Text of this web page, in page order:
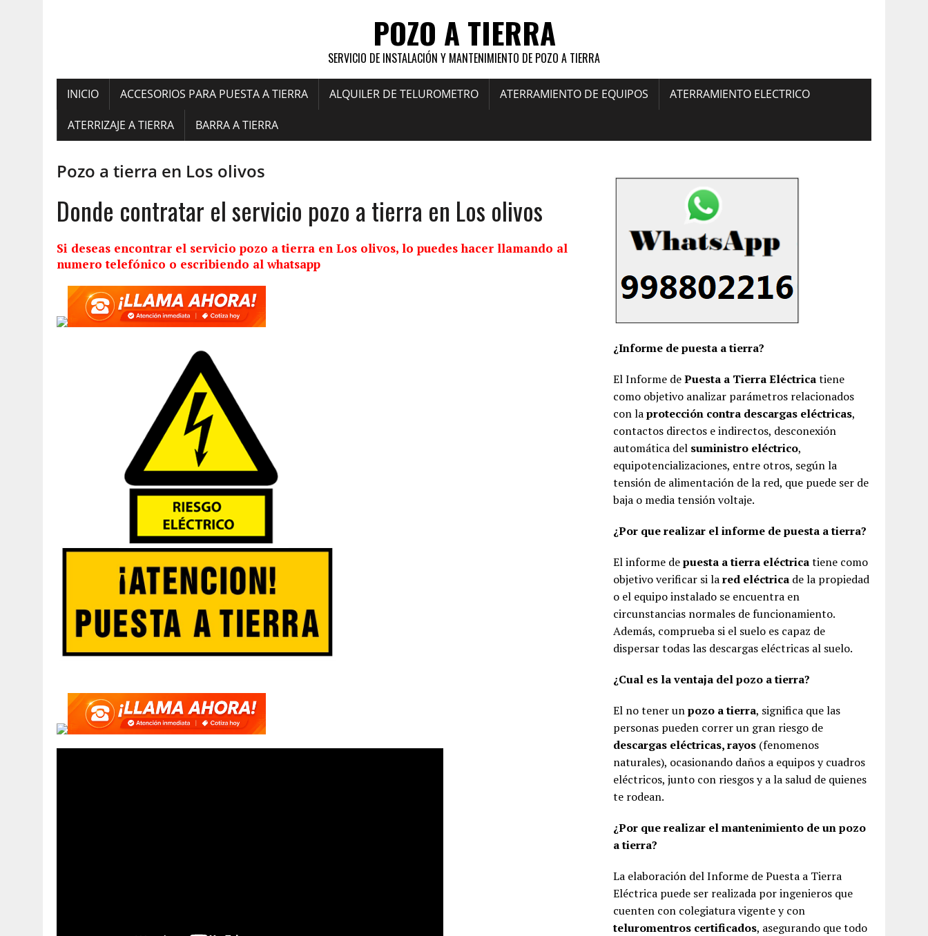
POZO A TIERRA
SERVICIO DE INSTALACIÓN Y MANTENIMIENTO DE POZO A TIERRA
INICIO ACCESORIOS PARA PUESTA A TIERRA ALQUILER DE TELUROMETRO ATERRAMIENTO DE EQUIPOS ATERRAMIENTO ELECTRICO
ATERRIZAJE A TIERRA BARRA A TIERRA
Pozo a tierra en Los olivos
Donde contratar el servicio pozo a tierra en Los olivos
Si deseas encontrar el servicio pozo a tierra en Los olivos, lo puedes hacer llamando al
numero telefónico o escribiendo al whatsapp
¿Informe de puesta a tierra?
El Informe dePuesta a Tierra Eléctricatiene
como objetivo analizar parámetros relacionados
con laprotección contra descargas eléctricas,
contactos directos e indirectos, desconexión
automática del suministro eléctrico,
equipotencializaciones, entre otros, según la
tensión de alimentación de la red, que puede ser de
baja o media tensión voltaje.
¿Por que realizar el informe de puesta a tierra?
El informe depuesta a tierra eléctricatiene como
objetivo verificar si lared eléctrica de la propiedad
o el equipo instalado se encuentra en
circunstancias normales de funcionamiento.
Además, comprueba si el suelo es capaz de
dispersar todas las descargas eléctricas al suelo.
¿Cual es la ventaja del pozo a tierra?
El no tener unpozo a tierra, significa que las
personas pueden correr un gran riesgo de
descargas eléctricas, rayos (fenomenos
naturales), ocasionando daños a equipos y cuadros
eléctricos, junto con riesgos y a la salud de quienes
te rodean.
¿Por que realizar el mantenimiento de un pozo
a tierra?
La elaboración del Informe de Puesta a Tierra
Eléctrica puede ser realizada por ingenieros que
cuenten con colegiatura vigente y con
teluromentros certificados, asegurando que todo